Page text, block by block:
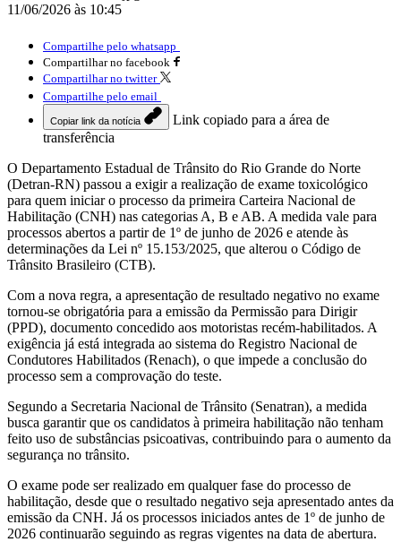
11/06/2026 às 10:45
Compartilhe pelo whatsapp
Compartilhar no facebook
Compartilhar no twitter
Compartilhe pelo email
Copiar link da notícia
Link copiado para a área de
transferência
O Departamento Estadual de Trânsito do Rio Grande do Norte
(Detran-RN) passou a exigir a realização de exame toxicológico
para quem iniciar o processo da primeira Carteira Nacional de
Habilitação (CNH) nas categorias A, B e AB. A medida vale para
processos abertos a partir de 1º de junho de 2026 e atende às
determinações da Lei nº 15.153/2025, que alterou o Código de
Trânsito Brasileiro (CTB).
Com a nova regra, a apresentação de resultado negativo no exame
tornou-se obrigatória para a emissão da Permissão para Dirigir
(PPD), documento concedido aos motoristas recém-habilitados. A
exigência já está integrada ao sistema do Registro Nacional de
Condutores Habilitados (Renach), o que impede a conclusão do
processo sem a comprovação do teste.
Segundo a Secretaria Nacional de Trânsito (Senatran), a medida
busca garantir que os candidatos à primeira habilitação não tenham
feito uso de substâncias psicoativas, contribuindo para o aumento da
segurança no trânsito.
O exame pode ser realizado em qualquer fase do processo de
habilitação, desde que o resultado negativo seja apresentado antes da
emissão da CNH. Já os processos iniciados antes de 1º de junho de
2026 continuarão seguindo as regras vigentes na data de abertura.